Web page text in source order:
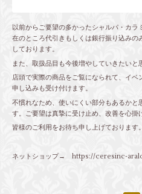
以前からご要望の多かったシャルパ・カ
在のところ代引きもしくは銀行振り込み
しております。
また、取扱品目も今後増やしていきたいと
店頭で実際の商品をご覧になられて、イ
申し込みも受け付けます。
不慣れなため、使いにくい部分もあるかと
す。ご要望は真摯に受け止め、改善を心掛
皆様のご利用をお待ち申し上げております。
ネットショップ→ https://ceresinc-